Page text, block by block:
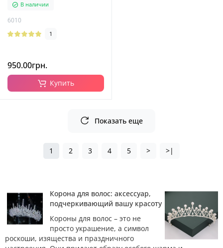
В наличии
6010
1
950.00грн.
Купить
Показать еще
1 2 3 4 5 > >|
Корона для волос: аксессуар,
подчеркивающий вашу красоту
Короны для волос – это не
просто украшение, а символ
роскоши, изящества и праздничного